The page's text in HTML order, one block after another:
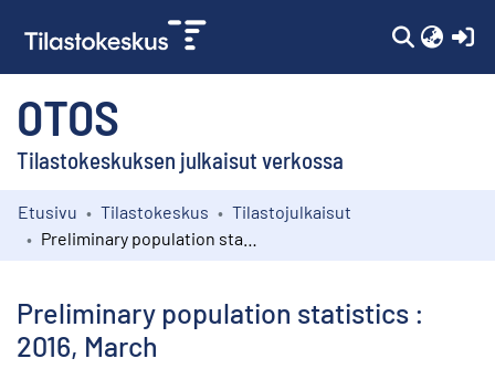
OTOS
Tilastokeskuksen julkaisut verkossa
Kokoelmat
Etusivu Tilastokeskus
Tilastojulkaisut
Preliminary population statistics :
2016, March